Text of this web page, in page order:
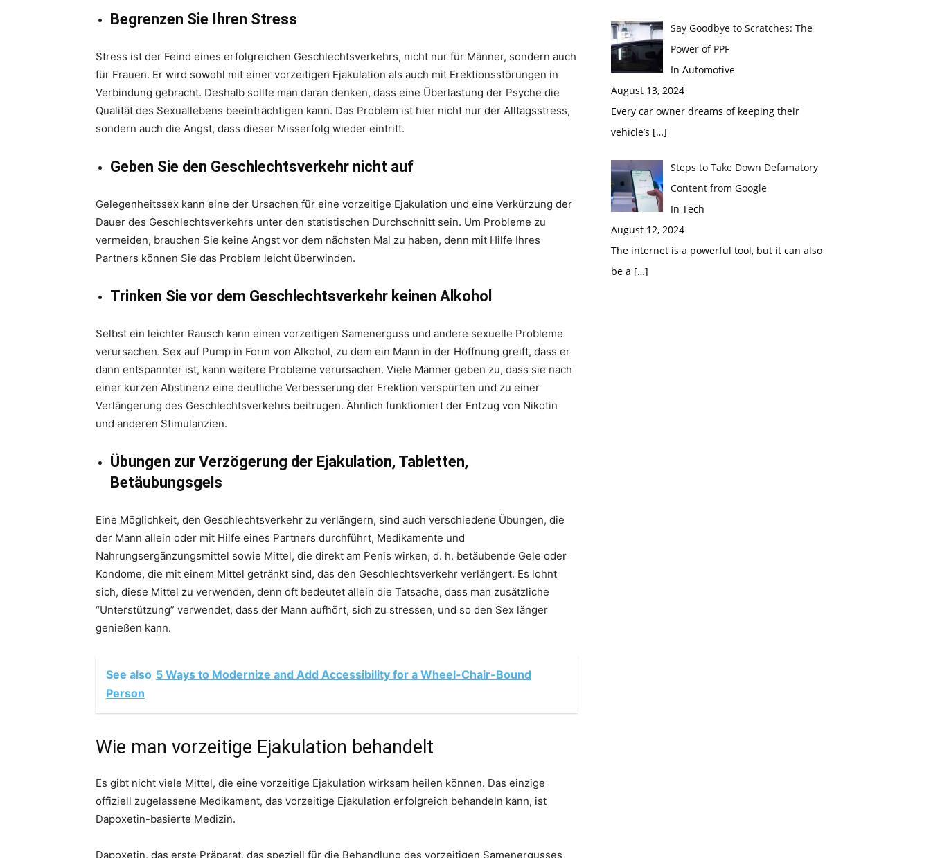
Begrenzen Sie Ihren Stress
Stress ist der Feind eines erfolgreichen Geschlechtsverkehrs, nicht nur für Männer, sondern auch
für Frauen. Er wird sowohl mit einer vorzeitigen Ejakulation als auch mit Erektionsstörungen in
Verbindung gebracht. Deshalb sollte man daran denken, dass eine Überlastung der Psyche die
Qualität des Sexuallebens beeinträchtigen kann. Das Problem ist hier nicht nur der Alltagsstress,
sondern auch die Angst, dass dieser Misserfolg wieder eintritt.
Geben Sie den Geschlechtsverkehr nicht auf
Gelegenheitssex kann eine der Ursachen für eine vorzeitige Ejakulation und eine Verkürzung der
Dauer des Geschlechtsverkehrs unter den statistischen Durchschnitt sein. Um Probleme zu
vermeiden, brauchen Sie keine Angst vor dem nächsten Mal zu haben, denn mit Hilfe Ihres
Partners können Sie das Problem leicht überwinden.
Trinken Sie vor dem Geschlechtsverkehr keinen Alkohol
Selbst ein leichter Rausch kann einen vorzeitigen Samenerguss und andere sexuelle Probleme
verursachen. Sex auf Pump in Form von Alkohol, zu dem ein Mann in der Hoffnung greift, dass er
dann entspannter ist, kann weitere Probleme verursachen. Viele Männer geben zu, dass sie nach
einer kurzen Abstinenz eine deutliche Verbesserung der Erektion verspürten und zu einer
Verlängerung des Geschlechtsverkehrs beitrugen. Ähnlich funktioniert der Entzug von Nikotin
und anderen Stimulanzien.
Übungen zur Verzögerung der Ejakulation, Tabletten,
Betäubungsgels
Eine Möglichkeit, den Geschlechtsverkehr zu verlängern, sind auch verschiedene Übungen, die
der Mann allein oder mit Hilfe eines Partners durchführt, Medikamente und
Nahrungsergänzungsmittel sowie Mittel, die direkt am Penis wirken, d. h. betäubende Gele oder
Kondome, die mit einem Mittel getränkt sind, das den Geschlechtsverkehr verlängert. Es lohnt
sich, diese Mittel zu verwenden, denn oft bedeutet allein die Tatsache, dass man zusätzliche
“Unterstützung” verwendet, dass der Mann aufhört, sich zu stressen, und so den Sex länger
genießen kann.
See also 5 Ways to Modernize and Add Accessibility for a Wheel-Chair-Bound
Person
​Wie man vorzeitige Ejakulation behandelt
Es gibt nicht viele Mittel, die eine vorzeitige Ejakulation wirksam heilen können. Das einzige
offiziell zugelassene Medikament, das vorzeitige Ejakulation erfolgreich behandeln kann, ist
Dapoxetin-basierte Medizin.
Dapoxetin, das erste Präparat, das speziell für die Behandlung des vorzeitigen Samenergusses
Say Goodbye to Scratches: The
Power of PPF
In Automotive
August 13, 2024
Every car owner dreams of keeping their
vehicle’s […]
Steps to Take Down Defamatory
Content from Google
In Tech
August 12, 2024
The internet is a powerful tool, but it can also
be a […]